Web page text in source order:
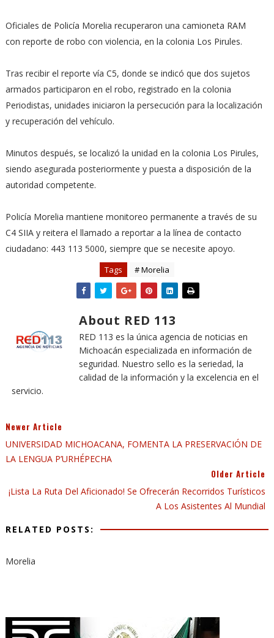
Oficiales de Policía Morelia recuperaron una camioneta RAM
con reporte de robo con violencia, en la colonia Los Pirules.
Tras recibir el reporte vía C5, donde se indicó que dos sujetos
armados participaron en el robo, registrado en la colonia
Periodistas, unidades iniciaron la persecución para la localización
y recuperación del vehículo.
Minutos después, se localizó la unidad en la colonia Los Pirules,
siendo asegurada posteriormente y puesta a disposición de la
autoridad competente.
Policía Morelia mantiene monitoreo permanente a través de su
C4 SIIA y reitera el llamado a reportar a la línea de contacto
ciudadano: 443 113 5000, siempre que se necesite apoyo.
Tags # Morelia
About RED 113
RED 113 es la única agencia de noticias en
Michoacán especializada en información de
seguridad. Nuestro sello es la seriedad, la
calidad de la información y la excelencia en el
servicio.
Newer Article
UNIVERSIDAD MICHOACANA, FOMENTA LA PRESERVACIÓN DE
LA LENGUA P’URHÉPECHA
Older Article
¡Lista La Ruta Del Aficionado! Se Ofrecerán Recorridos Turísticos
A Los Asistentes Al Mundial
RELATED POSTS:
Morelia